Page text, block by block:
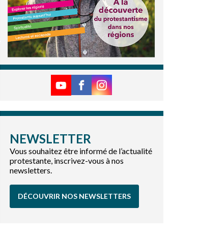
NEWSLETTER
Vous souhaitez être informé de l’actualité
protestante, inscrivez-vous à nos
newsletters.
DÉCOUVRIR NOS NEWSLETTERS